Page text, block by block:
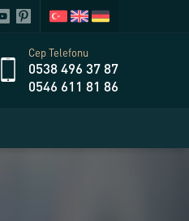
Cep Telefonu
0538 496 37 87
0546 611 81 86